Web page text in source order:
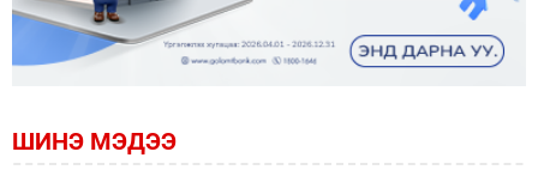
ШИНЭ МЭДЭЭ